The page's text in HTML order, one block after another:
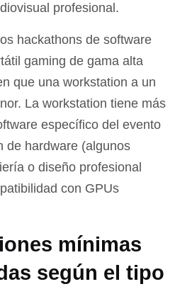
profesional.
hackathons de software
gaming de gama alta
que una workstation a un
La workstation tiene más
específico del evento
de hardware (algunos
o diseño profesional
con GPUs
mínimas
según el tipo